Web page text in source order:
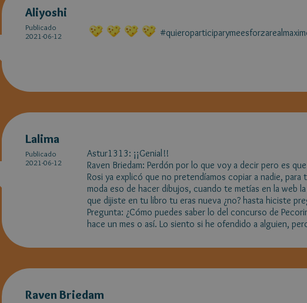
Aliyoshi
Publicado
2021-06-12
Lalima
Publicado
2021-06-12
Astur1313: ¡¡Genial!!
Raven Briedam: Perdón por lo que voy a decir pero es
Rosi ya explicó que no pretendíamos copiar a nadie,
moda eso de hacer dibujos, cuando te metías en la web
que dijiste en tu libro tu eras nueva ¿no? hasta hiciste
Pregunta: ¿Cómo puedes saber lo del concurso de
hace un mes o así. Lo siento si he ofendido a alguien,
Raven Briedam